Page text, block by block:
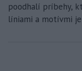
poodhalí príbehy,
líniami a motívmi